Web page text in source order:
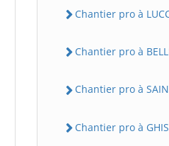
Chantier pro à
Chantier pro à
Chantier pro à
Chantier pro à